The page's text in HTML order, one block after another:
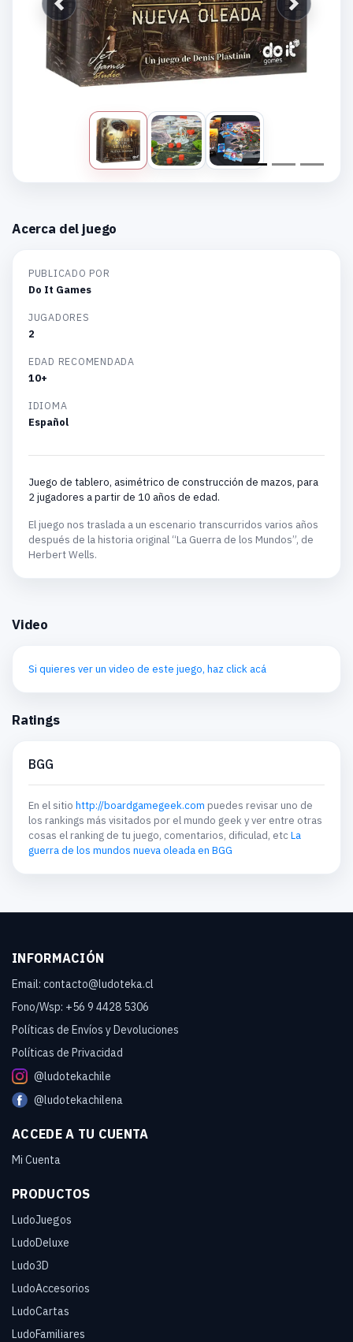
Anterior Siguiente
Acerca del juego
PUBLICADO POR
Do It Games
JUGADORES
2
EDAD RECOMENDADA
10+
IDIOMA
Español
Juego de tablero, asimétrico de construcción de mazos, para
2 jugadores a partir de 10 años de edad.
El juego nos traslada a un escenario transcurridos varios años
después de la historia original “La Guerra de los Mundos”, de
Herbert Wells.
Video
Si quieres ver un video de este juego, haz click acá
Ratings
BGG
En el sitio http://boardgamegeek.com puedes revisar uno de
los rankings más visitados por el mundo geek y ver entre otras
cosas el ranking de tu juego, comentarios, dificulad, etcLa
guerra de los mundos nueva oleada en BGG
INFORMACIÓN
Email: contacto@ludoteka.cl
Fono/Wsp: +56 9 4428 5306
Políticas de Envíos y Devoluciones
Políticas de Privacidad
@ludotekachile
@ludotekachilena
ACCEDE A TU CUENTA
Mi Cuenta
PRODUCTOS
LudoJuegos
LudoDeluxe
Ludo3D
LudoAccesorios
LudoCartas
LudoFamiliares